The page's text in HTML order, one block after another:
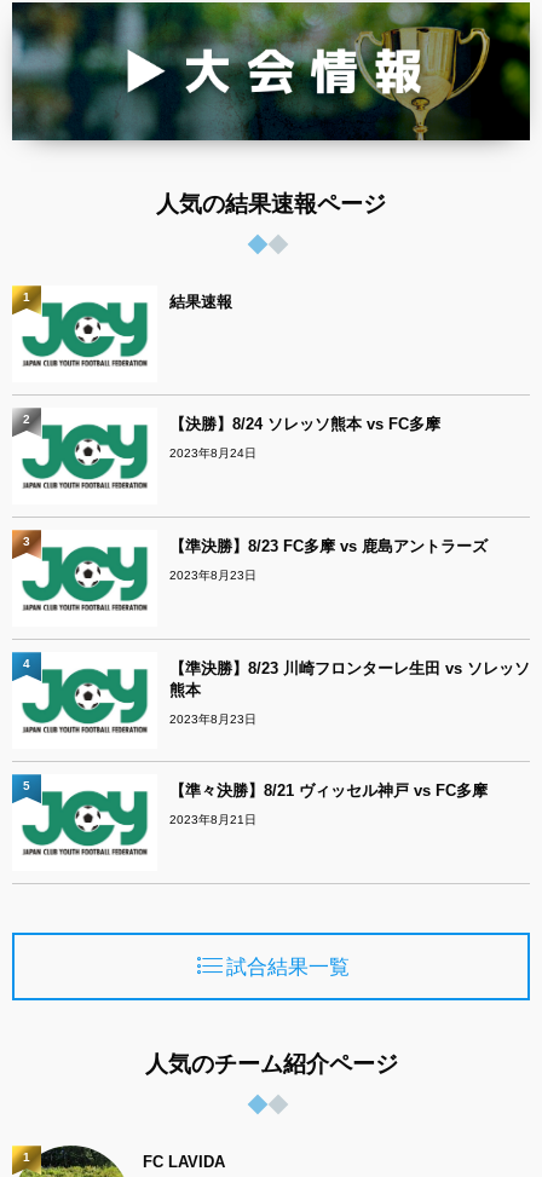
人気の結果速報ページ
結果速報
1
【決勝】8/24 ソレッソ熊本 vs FC多摩
2023年8月24日
2
【準決勝】8/23 FC多摩 vs 鹿島アントラーズ
2023年8月23日
3
【準決勝】8/23 川崎フロンターレ生田 vs ソレッソ
熊本
2023年8月23日
4
【準々決勝】8/21 ヴィッセル神戸 vs FC多摩
2023年8月21日
5
試合結果一覧
人気のチーム紹介ページ
FC LAVIDA
1